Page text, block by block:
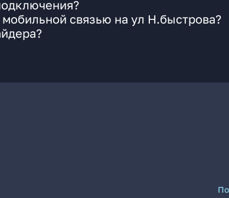
связью на ул Н.быстрова?